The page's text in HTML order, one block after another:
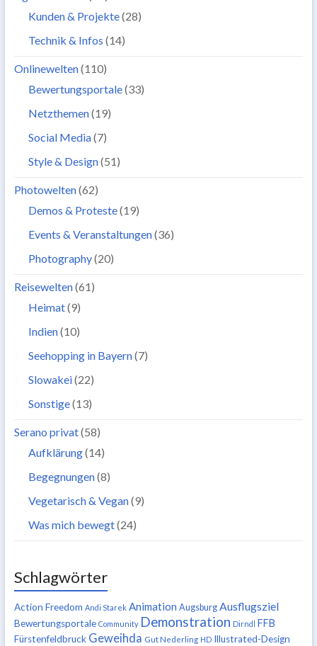
Kunden & Projekte(28)
Technik & Infos (14)
Onlinewelten(110)
Bewertungsportale(33)
Netzthemen(19)
Social Media(7)
Style & Design(51)
Photowelten(62)
Demos & Proteste(19)
Events & Veranstaltungen(36)
Photography(20)
Reisewelten(61)
Heimat(9)
Indien(10)
Seehopping in Bayern(7)
Slowakei(22)
Sonstige(13)
Serano privat(58)
Aufklärung(14)
Begegnungen(8)
Vegetarisch & Vegan(9)
Was mich bewegt(24)
Schlagwörter
Action Freedom Andi Starek Animation Augsburg Ausflugsziel
Bewertungsportale Community Demonstration Dirndl FFB
Fürstenfeldbruck Geweihda Gut Nederling HD Illustrated-Design